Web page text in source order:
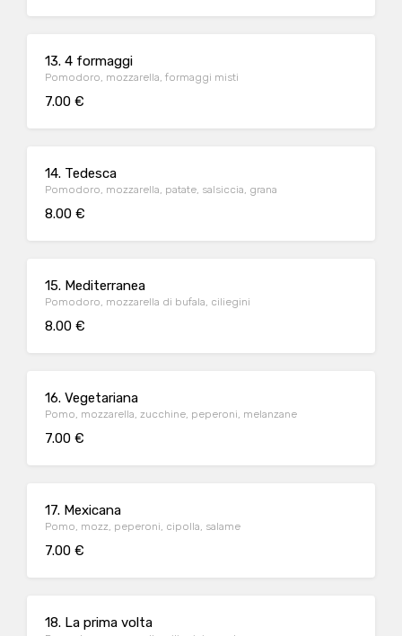
13. 4 formaggi
Pomodoro, mozzarella, formaggi misti
7.00 €
14. Tedesca
Pomodoro, mozzarella, patate, salsiccia, grana
8.00 €
15. Mediterranea
Pomodoro, mozzarella di bufala, ciliegini
8.00 €
16. Vegetariana
Pomo, mozzarella, zucchine, peperoni, melanzane
7.00 €
17. Mexicana
Pomo, mozz, peperoni, cipolla, salame
7.00 €
18. La prima volta